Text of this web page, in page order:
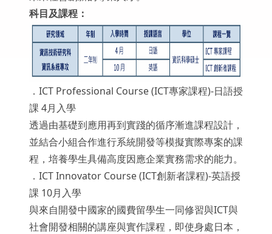
科目及課程：
．ICT Professional Course (ICT專家課程)-日語授
課 4月入學
透過由基礎到應用再到實踐的循序漸進課程設計，
並結合小組合作進行系統開發等模擬實際專案的課
程，培養學生具備高度因應企業實務需求的能力。
．ICT Innovator Course (ICT創新者課程)-英語授
課 10月入學
與來自開發中國家的國費留學生一同修習與ICT與
社會開發相關的講座與實作課程，即使身處日本，